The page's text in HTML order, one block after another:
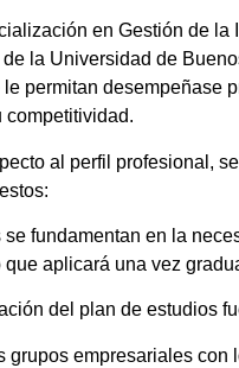
en Gestión de
la Universidad de
permitan desempeñase
competitividad.
al perfil profesional,
fundamentan en la
aplicará una vez
del plan de estudios
grupos empresariales